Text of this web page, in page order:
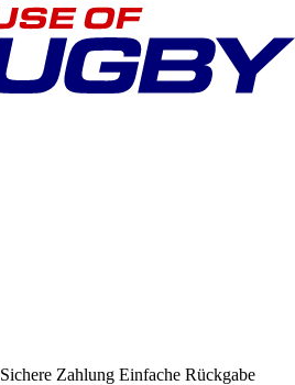
Sichere Zahlung Einfache Rückgabe